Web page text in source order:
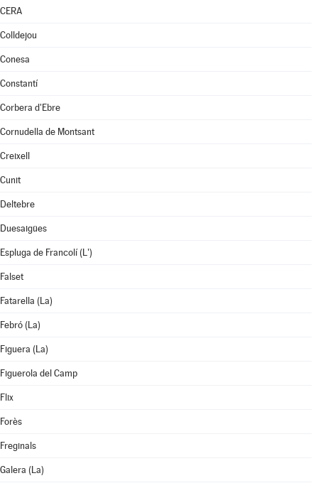
CERA
Colldejou
Conesa
Constantí
Corbera d'Ebre
Cornudella de Montsant
Creixell
Cunit
Deltebre
Duesaigües
Espluga de Francolí (L')
Falset
Fatarella (La)
Febró (La)
Figuera (La)
Figuerola del Camp
Flix
Forès
Freginals
Galera (La)